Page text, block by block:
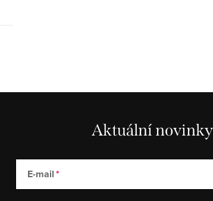
Aktuální novinky
E-mail